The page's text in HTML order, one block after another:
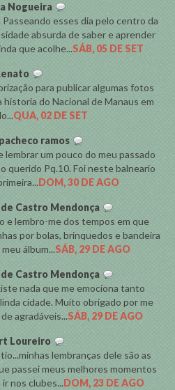
Nogueira
esses dia pelo centro da
absurda de saber e aprender
que acolhe...SÁB, 05 DE SET
para publicar algumas fotos
do Nacional de Manaus em
QUA, 02 DE SET
ramos
lembrar um pouco do meu passado
querido Pq.10. Foi neste balneario
DOM, 30 DE AGO
Castro Mendonça
e lembro-me dos tempos em que
por bolas, brinquedos e bandeira
álbum...SÁB, 29 DE AGO
Castro Mendonça
nada que me emociona tanto
cidade. Muito obrigado por me
agradáveis...SÁB, 29 DE AGO
Loureiro
lembranças dele são as
passei meus melhores momentos
nos clubes...DOM, 23 DE AGO